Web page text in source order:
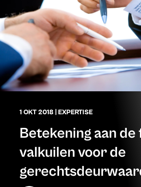
1 OKT 2018 EXPERTISE
Betekening aan de
valkuilen voor de